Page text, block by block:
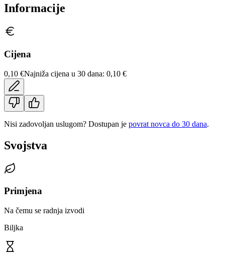
Informacije
Cijena
0,10 €Najniža cijena u 30 dana: 0,10 €
Nisi zadovoljan uslugom? Dostupan je povrat novca do 30 dana.
Svojstva
Primjena
Na čemu se radnja izvodi
Biljka